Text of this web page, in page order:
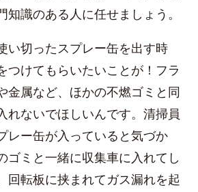
知識のある人に任せましょう。
い切ったスプレー缶を出す時
つけてもらいたいことが！フラ
金属など、ほかの不燃ゴミと同
れないでほしいんです。清掃員
レー缶が入っていると気づか
ゴミと一緒に収集車に入れてし
回転板に挟まれてガス漏れを起